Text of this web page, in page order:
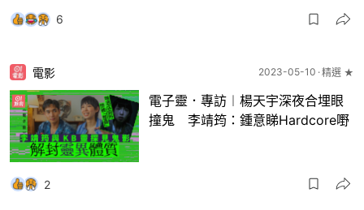
6
電影 2023-05-10 精選 ★
電子靈．專訪︱楊天宇深夜合埋眼
撞鬼 李靖筠：鍾意睇Hardcore嘢
2